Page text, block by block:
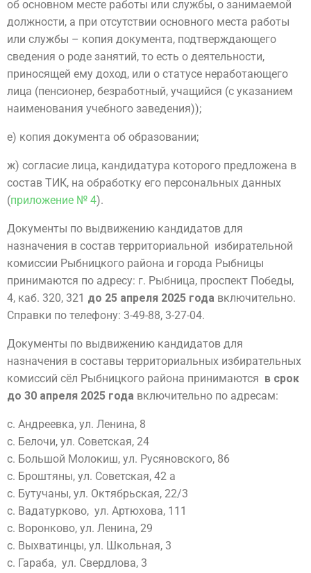
об основном месте работы или службы, о занимаемой
должности, а при отсутствии основного места работы
или службы – копия документа, подтверждающего
сведения о роде занятий, то есть о деятельности,
приносящей ему доход, или о статусе неработающего
лица (пенсионер, безработный, учащийся (с указанием
наименования учебного заведения));
е) копия документа об образовании;
ж) согласие лица, кандидатура которого предложена в
состав ТИК, на обработку его персональных данных
(приложение № 4).
Документы по выдвижению кандидатов для
назначения в состав территориальной избирательной
комиссии Рыбницкого района и города Рыбницы
принимаются по адресу: г. Рыбница, проспект Победы,
4, каб. 320, 321 до 25 апреля 2025 года включительно.
Справки по телефону: 3-49-88, 3-27-04.
Документы по выдвижению кандидатов для
назначения в составы территориальных избирательных
комиссий сёл Рыбницкого района принимаются в срок
до 30 апреля 2025 года включительно по адресам:
с. Андреевка, ул. Ленина, 8
с. Белочи, ул. Советская, 24
с. Большой Молокиш, ул. Русяновского, 86
с. Броштяны, ул. Советская, 42 а
с. Бутучаны, ул. Октябрьская, 22/3
с. Вадатурково, ул. Артюхова, 111
с. Воронково, ул. Ленина, 29
с. Выхватинцы, ул. Школьная, 3
с. Гараба, ул. Свердлова, 3